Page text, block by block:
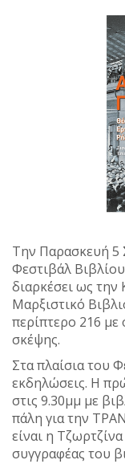
Την Παρασκευή 5
Φεστιβάλ
διαρκέσει ως
Μαρξιστικό
περίπτερο 216 με
σκέψης.
Στα πλαίσια του
εκδηλώσεις. Η
στις 9.30μμ με
πάλη για την
είναι η
συγγραφέας του